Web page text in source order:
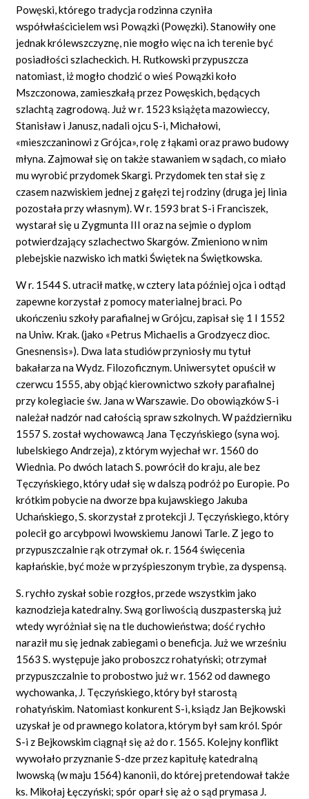
Powęski, którego tradycja rodzinna czyniła
współwłaścicielem wsi Powązki (Powęzki). Stanowiły one
jednak królewszczyznę, nie mogło więc na ich terenie być
posiadłości szlacheckich. H. Rutkowski przypuszcza
natomiast, iż mogło chodzić o wieś Powązki koło
Mszczonowa, zamieszkałą przez Powęskich, będących
szlachtą zagrodową. Już w r. 1523 książęta mazowieccy,
Stanisław i Janusz, nadali ojcu S-i, Michałowi,
«mieszczaninowi z Grójca», rolę z łąkami oraz prawo budowy
młyna. Zajmował się on także stawaniem w sądach, co miało
mu wyrobić przydomek Skargi. Przydomek ten stał się z
czasem nazwiskiem jednej z gałęzi tej rodziny (druga jej linia
pozostała przy własnym). W r. 1593 brat S-i Franciszek,
wystarał się u Zygmunta III oraz na sejmie o dyplom
potwierdzający szlachectwo Skargów. Zmieniono w nim
plebejskie nazwisko ich matki Świętek na Świętkowska.
W r. 1544 S. utracił matkę, w cztery lata później ojca i odtąd
zapewne korzystał z pomocy materialnej braci. Po
ukończeniu szkoły parafialnej w Grójcu, zapisał się 1 I 1552
na Uniw. Krak. (jako «Petrus Michaelis a Grodzyecz dioc.
Gnesnensis»). Dwa lata studiów przyniosły mu tytuł
bakałarza na Wydz. Filozoficznym. Uniwersytet opuścił w
czerwcu 1555, aby objąć kierownictwo szkoły parafialnej
przy kolegiacie św. Jana w Warszawie. Do obowiązków S-i
należał nadzór nad całością spraw szkolnych. W październiku
1557 S. został wychowawcą Jana Tęczyńskiego (syna woj.
lubelskiego Andrzeja), z którym wyjechał w r. 1560 do
Wiednia. Po dwóch latach S. powrócił do kraju, ale bez
Tęczyńskiego, który udał się w dalszą podróż po Europie. Po
krótkim pobycie na dworze bpa kujawskiego Jakuba
Uchańskiego, S. skorzystał z protekcji J. Tęczyńskiego, który
polecił go arcybpowi lwowskiemu Janowi Tarle. Z jego to
przypuszczalnie rąk otrzymał ok. r. 1564 święcenia
kapłańskie, być może w przyśpieszonym trybie, za dyspensą.
S. rychło zyskał sobie rozgłos, przede wszystkim jako
kaznodzieja katedralny. Swą gorliwością duszpasterską już
wtedy wyróżniał się na tle duchowieństwa; dość rychło
naraził mu się jednak zabiegami o beneficja. Już we wrześniu
1563 S. występuje jako proboszcz rohatyński; otrzymał
przypuszczalnie to probostwo już w r. 1562 od dawnego
wychowanka, J. Tęczyńskiego, który był starostą
rohatyńskim. Natomiast konkurent S-i, ksiądz Jan Bejkowski
uzyskał je od prawnego kolatora, którym był sam król. Spór
S-i z Bejkowskim ciągnął się aż do r. 1565. Kolejny konflikt
wywołało przyznanie S-dze przez kapitułę katedralną
lwowską (w maju 1564) kanonii, do której pretendował także
ks. Mikołaj Łęczyński; spór oparł się aż o sąd prymasa J.